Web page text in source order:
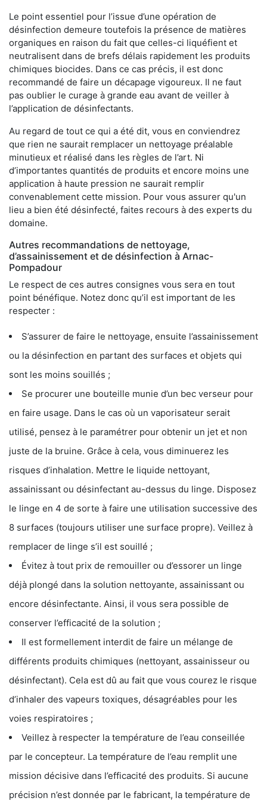
Le point essentiel pour l’issue d’une opération de
désinfection demeure toutefois la présence de matières
organiques en raison du fait que celles-ci liquéfient et
neutralisent dans de brefs délais rapidement les produits
chimiques biocides. Dans ce cas précis, il est donc
recommandé de faire un décapage vigoureux. Il ne faut
pas oublier le curage à grande eau avant de veiller à
l’application de désinfectants.
Au regard de tout ce qui a été dit, vous en conviendrez
que rien ne saurait remplacer un nettoyage préalable
minutieux et réalisé dans les règles de l’art. Ni
d’importantes quantités de produits et encore moins une
application à haute pression ne saurait remplir
convenablement cette mission. Pour vous assurer qu'un
lieu a bien été désinfecté, faites recours à des experts du
domaine.
Autres recommandations de nettoyage,
d’assainissement et de désinfection à Arnac-
Pompadour
Le respect de ces autres consignes vous sera en tout
point bénéfique. Notez donc qu’il est important de les
respecter :
S’assurer de faire le nettoyage, ensuite l’assainissement
ou la désinfection en partant des surfaces et objets qui
sont les moins souillés ;
Se procurer une bouteille munie d’un bec verseur pour
en faire usage. Dans le cas où un vaporisateur serait
utilisé, pensez à le paramétrer pour obtenir un jet et non
juste de la bruine. Grâce à cela, vous diminuerez les
risques d’inhalation. Mettre le liquide nettoyant,
assainissant ou désinfectant au-dessus du linge. Disposez
le linge en 4 de sorte à faire une utilisation successive des
8 surfaces (toujours utiliser une surface propre). Veillez à
remplacer de linge s’il est souillé ;
Évitez à tout prix de remouiller ou d’essorer un linge
déjà plongé dans la solution nettoyante, assainissant ou
encore désinfectante. Ainsi, il vous sera possible de
conserver l’efficacité de la solution ;
Il est formellement interdit de faire un mélange de
différents produits chimiques (nettoyant, assainisseur ou
désinfectant). Cela est dû au fait que vous courez le risque
d’inhaler des vapeurs toxiques, désagréables pour les
voies respiratoires ;
Veillez à respecter la température de l’eau conseillée
par le concepteur. La température de l’eau remplit une
mission décisive dans l’efficacité des produits. Si aucune
précision n’est donnée par le fabricant, la température de